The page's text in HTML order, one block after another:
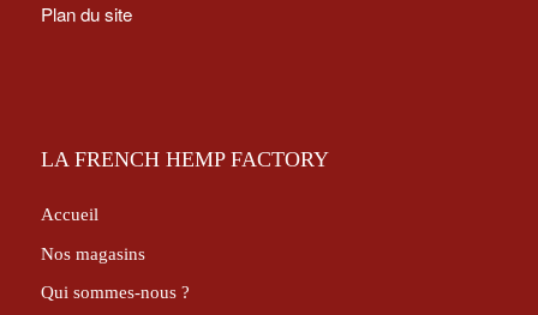
Plan du site
LA FRENCH HEMP FACTORY
Accueil
Nos magasins
Qui sommes-nous ?